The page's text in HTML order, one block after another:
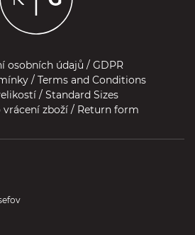
osobních údajů / GDPR
/ Terms and Conditions
/ Standard Sizes
zboží / Return form